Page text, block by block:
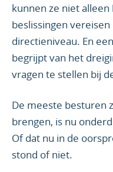
kunnen ze niet
beslissingen
directieniveau. En
begrijpt van het
vragen te stellen bij
De meeste besturen
brengen, is nu
Of dat nu in de
stond of niet.